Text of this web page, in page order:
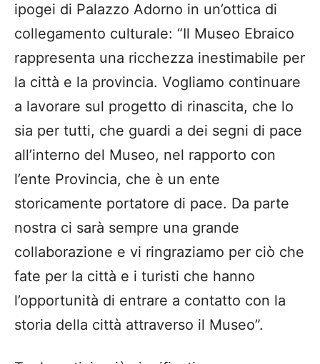
ipogei di Palazzo Adorno in un’ottica di
collegamento culturale: “Il Museo Ebraico
rappresenta una ricchezza inestimabile per
la città e la provincia. Vogliamo continuare
a lavorare sul progetto di rinascita, che lo
sia per tutti, che guardi a dei segni di pace
all’interno del Museo, nel rapporto con
l’ente Provincia, che è un ente
storicamente portatore di pace. Da parte
nostra ci sarà sempre una grande
collaborazione e vi ringraziamo per ciò che
fate per la città e i turisti che hanno
l’opportunità di entrare a contatto con la
storia della città attraverso il Museo”.